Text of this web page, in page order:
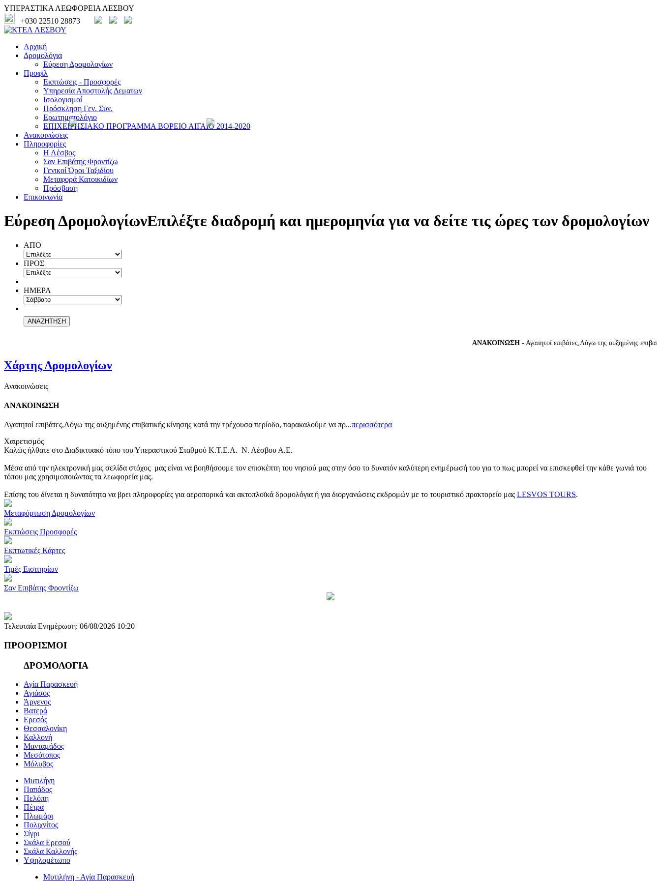
ΥΠΕΡΑΣΤΙΚΑ ΛΕΩΦΟΡΕΙΑ ΛΕΣΒΟΥ
+030 22510 28873
Αρχική
Δρομολόγια
Εύρεση Δρομολογίων
Προφίλ
Εκπτώσεις - Προσφορές
Υπηρεσία Αποστολής Δεματων
Ισολογισμοί
Πρόσκληση Γεν. Συν.
Ερωτηματολόγιο
ΕΠΙΧΕΙΡΗΣΙΑΚΟ ΠΡΟΓΡΑΜΜΑ ΒΟΡΕΙΟ ΑΙΓΑΙΟ 2014-2020
Ανακοινώσεις
Πληροφορίες
Η Λέσβος
Σαν Επιβάτης Φροντίζω
Γενικοί Όροι Ταξιδίου
Μεταφορά Κατοικιδίων
Πρόσβαση
Επικοινωνία
Εύρεση ΔρομολογίωνΕπιλέξτε διαδρομή και ημερομηνία για να δείτε τις ώρες των δρομολογίων
ΑΠΟ
ΠΡΟΣ
ΗΜΕΡΑ
ΑΝΑΚΟΙΝΩΣΗ- Αγαπητοί επιβάτες,Λόγω της αυξημένης
Χάρτης Δρομολογίων
Ανακοινώσεις
ΑΝΑΚΟΙΝΩΣΗ
Αγαπητοί επιβάτες,Λόγω της αυξημένης επιβατικής κίνησης κατά την τρέχουσα περίοδο, παρακαλούμε να πρ...περισσότερα
Χαιρετισμός
Καλώς ήλθατε στο Διαδικτυακό τόπο του Υπεραστικού Σταθμού Κ.Τ.Ε.Λ. Ν. Λέσβου Α.Ε.
Μέσα από την ηλεκτρονική μας σελίδα στόχος μας είναι να βοηθήσουμε τον επισκέπτη του νησιού μας στην όσο το δυνατόν καλύτερη ενημέρωσή του για το πως μπορεί να επισκεφθεί την κάθε γωνιά του
τόπου μας χρησιμοποιώντας τα λεωφορεία μας.
Επίσης του δίνεται η δυνατότητα να βρει πληροφορίες για αεροπορικά και ακτοπλοϊκά δρομολόγια ή για διοργανώσεις εκδρομών με το τουριστικό πρακτορείο μας LESVOS TOURS.
Μεταφόρτωση Δρομολογίων
Εκπτώσεις Προσφορές
Εκπτωτικές Κάρτες
Τιμές Εισιτηρίων
Σαν Επιβάτης Φροντίζω
Τελευταία Ενημέρωση: 06/08/2026 10:20
ΠΡΟΟΡΙΣΜΟΙ
ΔΡΟΜΟΛΟΓΙΑ
Αγία Παρασκευή
Αγιάσος
Άργενος
Βατερά
Ερεσός
Θεσσαλονίκη
Καλλονή
Μανταμάδος
Μεσότοπος
Μόλυβος
Μυτιλήνη
Παπάδος
Πελόπη
Πέτρα
Πλωμάρι
Πολιχνίτος
Σίγρι
Σκάλα Ερεσού
Σκάλα Καλλονής
Υψηλομέτωπο
Μυτιλήνη - Αγία Παρασκευή